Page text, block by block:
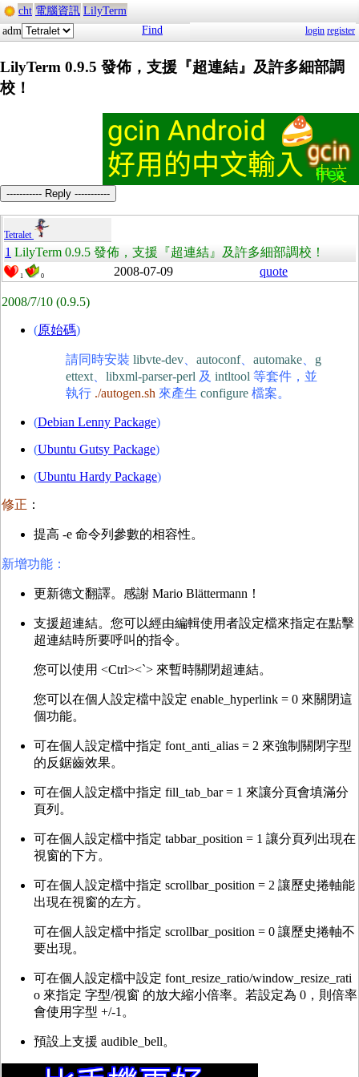
cht 電腦資訊 LilyTerm
adm
Find login register
LilyTerm 0.9.5 發佈，支援『超連結』及許多細部調
校！
----------- Reply -----------
Tetralet
1 LilyTerm 0.9.5 發佈，支援『超連結』及許多細部調校！
1 0 2008-07-09 quote
2008/7/10 (0.9.5)
(原始碼)
請同時安裝 libvte-dev、 autoconf、 automake、 g
ettext、 libxml-parser-perl 及 intltool 等套件，並
執行 ./autogen.sh 來產生 configure 檔案。
(Debian Lenny Package)
(Ubuntu Gutsy Package)
(Ubuntu Hardy Package)
修正 ：
提高 -e 命令列參數的相容性。
新增功能：
更新德文翻譯。感謝 Mario Blättermann！
支援超連結。您可以經由編輯使用者設定檔來指定在點擊
超連結時所要呼叫的指令。
您可以使用 <Ctrl><`> 來暫時關閉超連結。
您可以在個人設定檔中設定 enable_hyperlink = 0 來關閉這
個功能。
可在個人設定檔中指定 font_anti_alias = 2 來強制關閉字型
的反鋸齒效果。
可在個人設定檔中指定 fill_tab_bar = 1 來讓分頁會填滿分
頁列。
可在個人設定檔中指定 tabbar_position = 1 讓分頁列出現在
視窗的下方。
可在個人設定檔中指定 scrollbar_position = 2 讓歷史捲軸能
出現在視窗的左方。
可在個人設定檔中指定 scrollbar_position = 0 讓歷史捲軸不
要出現。
可在個人設定檔中設定 font_resize_ratio/window_resize_rati
o 來指定 字型/視窗 的放大縮小倍率。若設定為 0，則倍率
會使用字型 +/-1。
預設上支援 audible_bell。